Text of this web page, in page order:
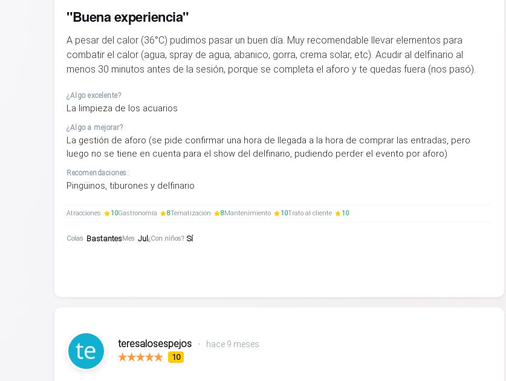
"Buena experiencia"
A pesar del calor (36°C) pudimos pasar un buen día. Muy recomendable llevar elementos para
combatir el calor (agua, spray de agua, abanico, gorra, crema solar, etc). Acudir al delfinario al
menos 30 minutos antes de la sesión, porque se completa el aforo y te quedas fuera (nos pasó).
¿Algo excelente?
La limpieza de los acuarios
¿Algo a mejorar?
La gestión de aforo (se pide confirmar una hora de llegada a la hora de comprar las entradas, pero
luego no se tiene en cuenta para el show del delfinario, pudiendo perder el evento por aforo)
Recomendaciones:
Pingüinos, tiburones y delfinario
Atracciones 10Gastronomía 8Tematización 8Mantenimiento 10Trato al cliente 10
Colas BastantesMes Jul¿Con niños? Sí
teresalosespejos • hace 9 meses
10